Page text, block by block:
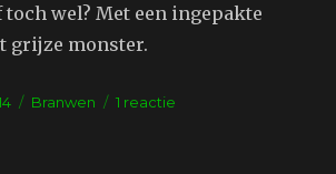
toch wel? Met een ingepakte
grijze monster.
Tags
Branwen 1 reactie